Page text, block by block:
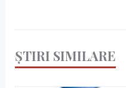
ȘTIRI SIMILARE